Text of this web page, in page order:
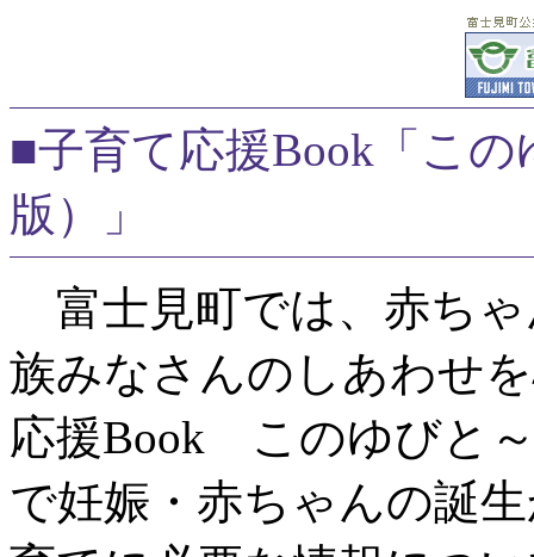
■子育て応援Book「こ
版）」
富士見町では、赤ち
族みなさんのしあわせ
応援Book このゆびと
で妊娠・赤ちゃんの誕